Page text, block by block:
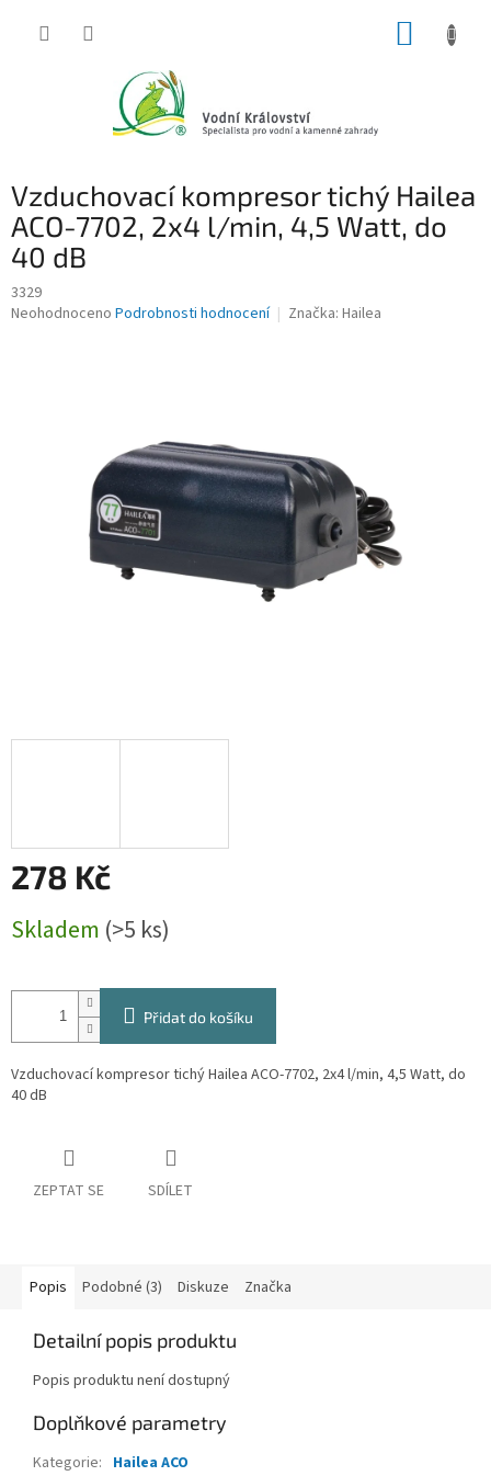
Vzduchovací kompresor tichý Hailea
ACO-7702, 2x4 l/min, 4,5 Watt, do
40 dB
3329
Průměrné
Neohodnoceno Podrobnosti hodnocení Značka: Hailea
278 Kč
cena:
Skladem (>5 ks)
Přidat do košíku
Vzduchovací kompresor tichý Hailea ACO-7702, 2x4 l/min, 4,5 Watt, do
40 dB
ZEPTAT SE SDÍLET
Popis Podobné (3) Diskuze Značka
Detailní popis produktu
Popis produktu není dostupný
Doplňkové parametry
Kategorie: Hailea ACO